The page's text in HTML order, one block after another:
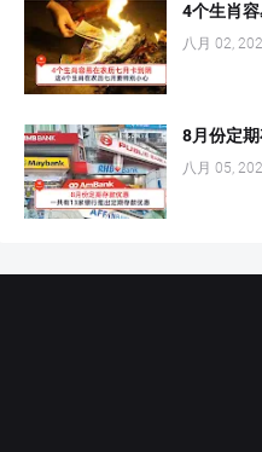
4个生肖
八月 02,
8月份定
八月 05,